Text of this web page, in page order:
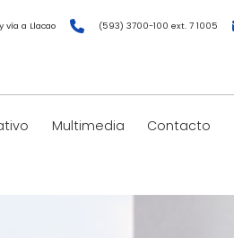
vía a Llacao (593) 3700-100 ext. 7 1005
Multimedia Contacto